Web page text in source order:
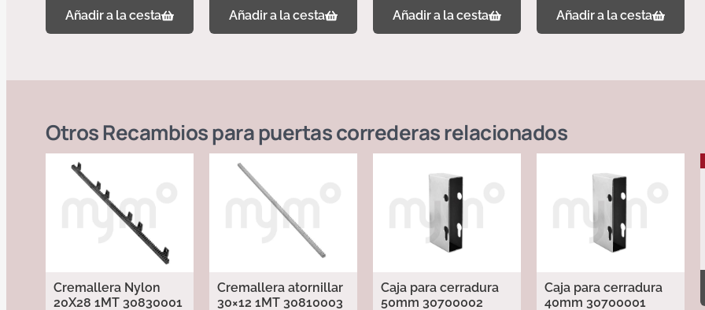
Añadir a la cesta Añadir a la cesta Añadir a la cesta Añadir a la cesta
OtrosRecambios para puertas correderasrelacionados
Cremallera Nylon
20X28 1MT 30830001
Cremallera atornillar
30×12 1MT 30810003
Caja para cerradura
50mm 30700002
Caja para cerradura
40mm 30700001